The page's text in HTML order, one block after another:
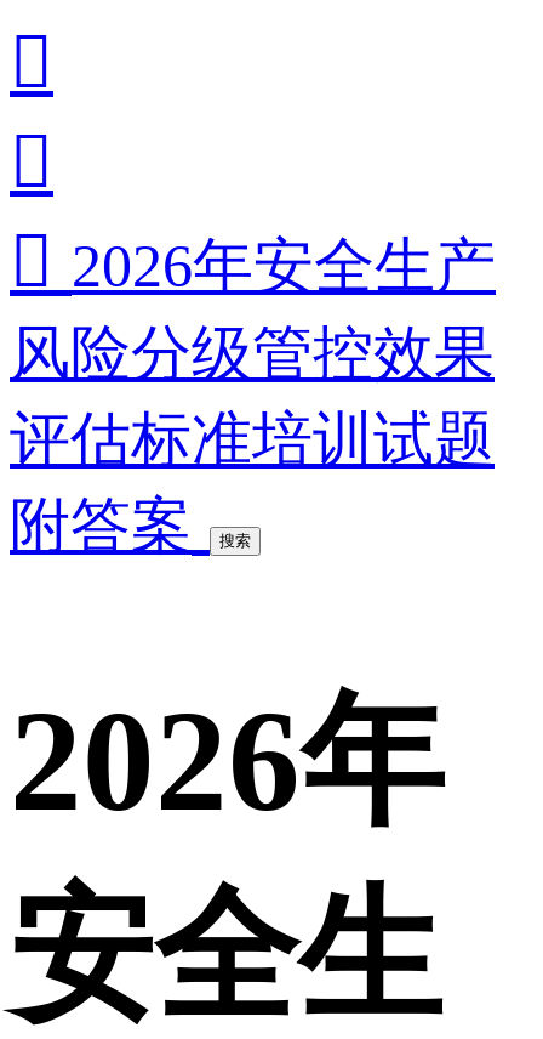


 2026年安全生产
风险分级管控效果
评估标准培训试题
附答案
搜索
2026年
安全生